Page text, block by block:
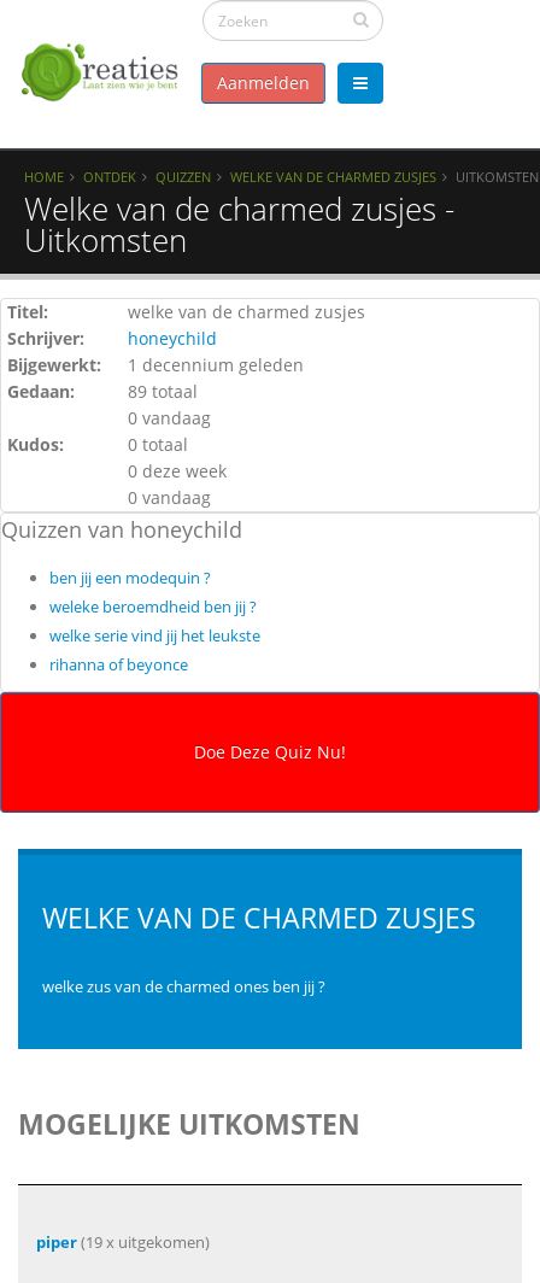
Aanmelden
HOME ONTDEK QUIZZEN WELKE VAN DE CHARMED ZUSJES UITKOMSTEN
Welke van de charmed zusjes -
Uitkomsten
Titel:
welke van de charmed zusjes
Schrijver:
honeychild
Bijgewerkt:
1 decennium geleden
Gedaan:
89 totaal
0 vandaag
Kudos:
0 totaal
0 deze week
0 vandaag
Quizzen van honeychild
ben jij een modequin ?
weleke beroemdheid ben jij ?
welke serie vind jij het leukste
rihanna of beyonce
WELKE VAN DE CHARMED ZUSJES
welke zus van de charmed ones ben jij ?
MOGELIJKE UITKOMSTEN
piper(19 x uitgekomen)